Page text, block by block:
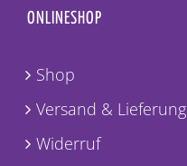
ONLINESHOP
Shop
Versand & Lieferung
Widerruf